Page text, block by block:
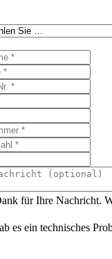
für Ihre Nachricht.
es ein technisches